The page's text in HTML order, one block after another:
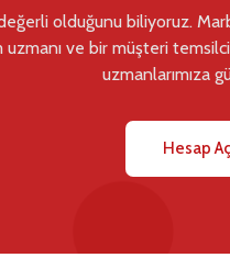
olduğunu biliyoruz.
uzmanı ve bir müşteri
uzmanlarımıza
Hesap